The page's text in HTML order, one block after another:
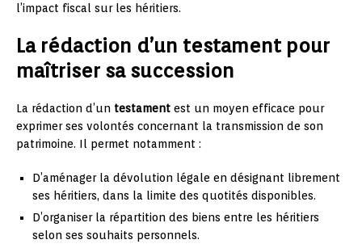
l’impact fiscal sur les héritiers.
La rédaction d’un testament pour
maîtriser sa succession
La rédaction d’un testament est un moyen efficace pour
exprimer ses volontés concernant la transmission de son
patrimoine. Il permet notamment :
D’aménager la dévolution légale en désignant librement
ses héritiers, dans la limite des quotités disponibles.
D’organiser la répartition des biens entre les héritiers
selon ses souhaits personnels.